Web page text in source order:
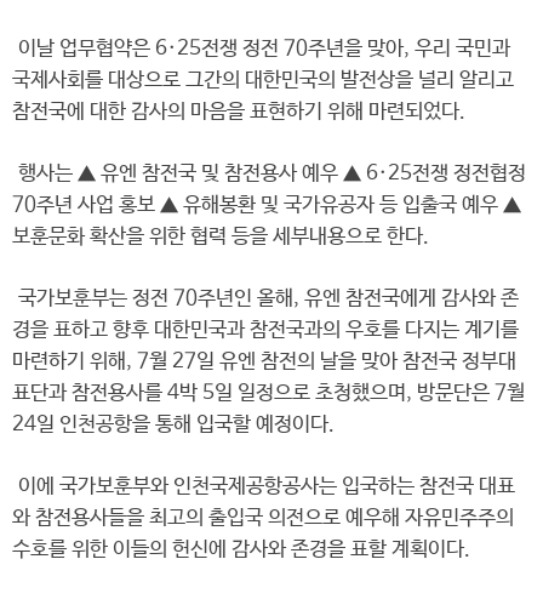
이날 업무협약은 6·25전쟁 정전 70주년을 맞아, 우리 국민과
국제사회를 대상으로 그간의 대한민국의 발전상을 널리 알리고
참전국에 대한 감사의 마음을 표현하기 위해 마련되었다.
행사는 ▲ 유엔 참전국 및 참전용사 예우 ▲ 6·25전쟁 정전협정
70주년 사업 홍보 ▲ 유해봉환 및 국가유공자 등 입출국 예우 ▲
보훈문화 확산을 위한 협력 등을 세부내용으로 한다.
국가보훈부는 정전 70주년인 올해, 유엔 참전국에게 감사와 존
경을 표하고 향후 대한민국과 참전국과의 우호를 다지는 계기를
마련하기 위해, 7월 27일 유엔 참전의 날을 맞아 참전국 정부대
표단과 참전용사를 4박 5일 일정으로 초청했으며, 방문단은 7월
24일 인천공항을 통해 입국할 예정이다.
이에 국가보훈부와 인천국제공항공사는 입국하는 참전국 대표
와 참전용사들을 최고의 출입국 의전으로 예우해 자유민주주의
수호를 위한 이들의 헌신에 감사와 존경을 표할 계획이다.